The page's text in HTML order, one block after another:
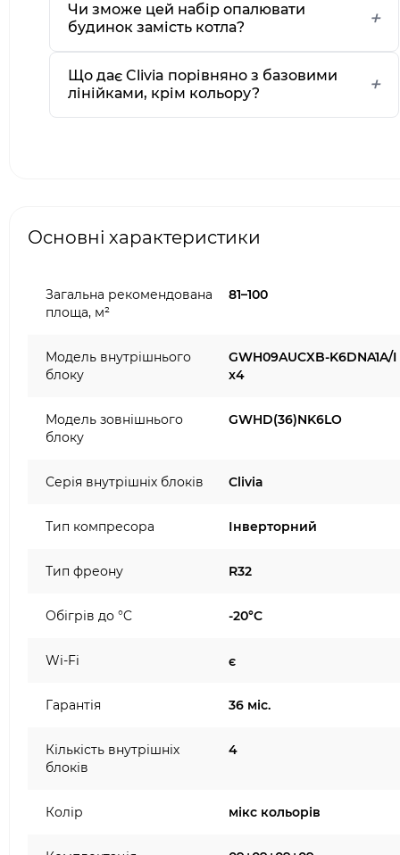
Чи зможе цей набір опалювати
будинок замість котла?
Що дає Clivia порівняно з базовими
лінійками, крім кольору?
Основні характеристики
Загальна рекомендована
площа, м²
81–100
Модель внутрішнього
блоку
GWH09AUCXB-K6DNA1A/I
x4
Модель зовнішнього
блоку
GWHD(36)NK6LO
Серія внутрішніх блоків Clivia
Тип компресора Інверторний
Тип фреону R32
Обігрів до °C -20°C
Wi-Fi є
Гарантія 36 міс.
Кількість внутрішніх
блоків
4
Колір мікс кольорів